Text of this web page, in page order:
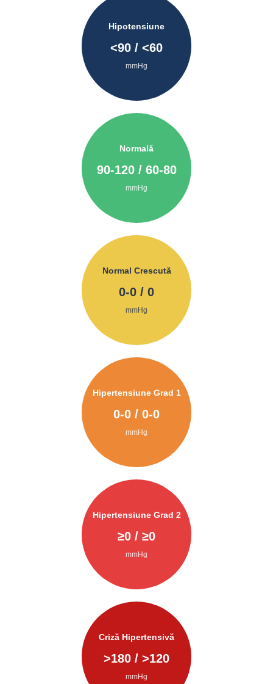
Hipotensiune
<90 / <60
mmHg
Normală
90-120/ 60-80
mmHg
Normal Crescută
0-0 / 0
mmHg
Hipertensiune Grad 1
0-0 / 0-0
mmHg
Hipertensiune Grad 2
≥0 / ≥0
mmHg
Criză Hipertensivă
>180 / >120
mmHg